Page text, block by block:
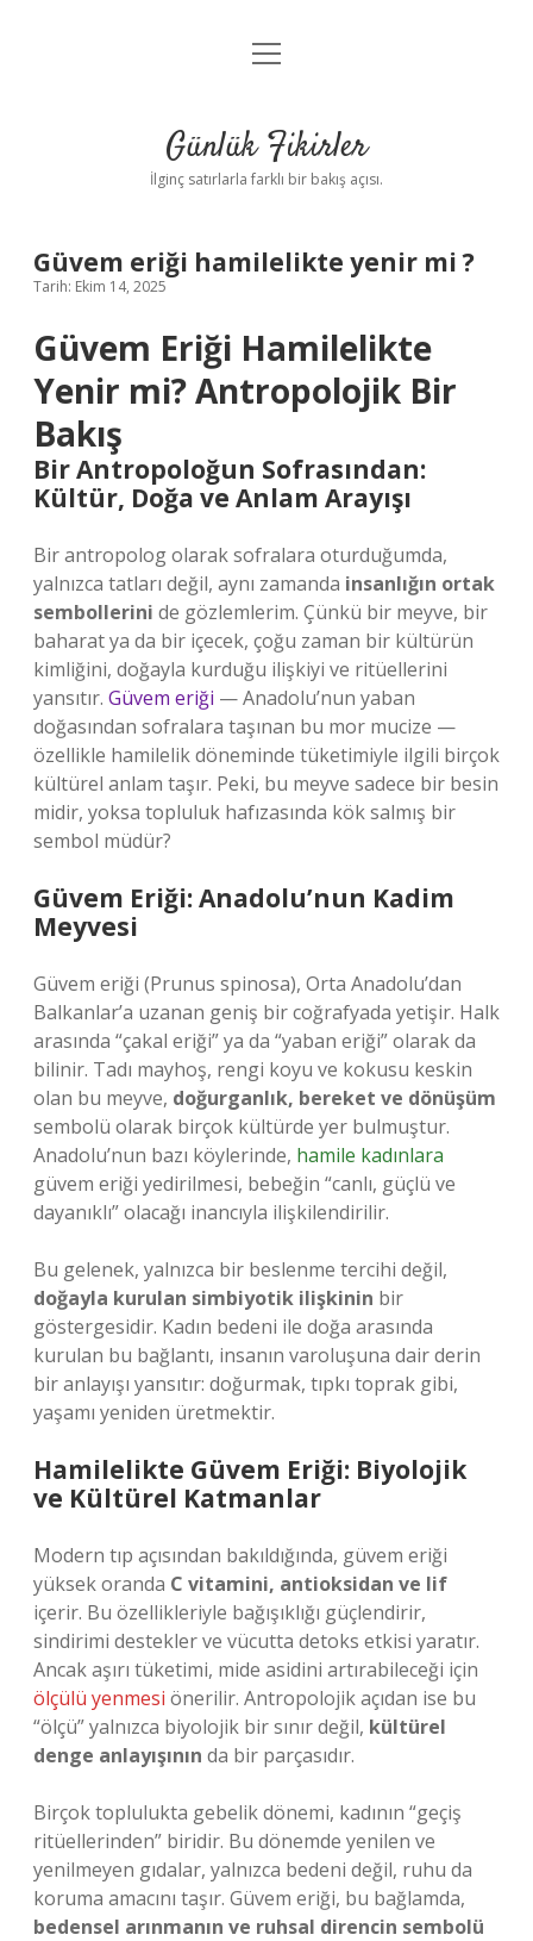
Anasayfa
Yasal Uyarı
menüyü
Günlük Fikirler
İlginç satırlarla farklı bir bakış açısı.
Güvem eriği hamilelikte yenir mi ?
Tarih: Ekim 14, 2025
Güvem Eriği Hamilelikte
Yenir mi? Antropolojik Bir
Bakış
Bir Antropoloğun Sofrasından:
Kültür, Doğa ve Anlam Arayışı
Bir antropolog olarak sofralara oturduğumda,
yalnızca tatları değil, aynı zamanda insanlığın ortak
sembollerini de gözlemlerim. Çünkü bir meyve, bir
baharat ya da bir içecek, çoğu zaman bir kültürün
kimliğini, doğayla kurduğu ilişkiyi ve ritüellerini
yansıtır. Güvem eriği — Anadolu’nun yaban
doğasından sofralara taşınan bu mor mucize —
özellikle hamilelik döneminde tüketimiyle ilgili birçok
kültürel anlam taşır. Peki, bu meyve sadece bir besin
midir, yoksa topluluk hafızasında kök salmış bir
sembol müdür?
Güvem Eriği: Anadolu’nun Kadim
Meyvesi
Güvem eriği (Prunus spinosa), Orta Anadolu’dan
Balkanlar’a uzanan geniş bir coğrafyada yetişir. Halk
arasında “çakal eriği” ya da “yaban eriği” olarak da
bilinir. Tadı mayhoş, rengi koyu ve kokusu keskin
olan bu meyve, doğurganlık, bereket ve dönüşüm
sembolü olarak birçok kültürde yer bulmuştur.
Anadolu’nun bazı köylerinde, hamile kadınlara
güvem eriği yedirilmesi, bebeğin “canlı, güçlü ve
dayanıklı” olacağı inancıyla ilişkilendirilir.
Bu gelenek, yalnızca bir beslenme tercihi değil,
doğayla kurulan simbiyotik ilişkinin bir
göstergesidir. Kadın bedeni ile doğa arasında
kurulan bu bağlantı, insanın varoluşuna dair derin
bir anlayışı yansıtır: doğurmak, tıpkı toprak gibi,
yaşamı yeniden üretmektir.
Hamilelikte Güvem Eriği: Biyolojik
ve Kültürel Katmanlar
Modern tıp açısından bakıldığında, güvem eriği
yüksek oranda C vitamini, antioksidan ve lif
içerir. Bu özellikleriyle bağışıklığı güçlendirir,
sindirimi destekler ve vücutta detoks etkisi yaratır.
Ancak aşırı tüketimi, mide asidini artırabileceği için
ölçülü yenmesi önerilir. Antropolojik açıdan ise bu
“ölçü” yalnızca biyolojik bir sınır değil, kültürel
denge anlayışının da bir parçasıdır.
Birçok toplulukta gebelik dönemi, kadının “geçiş
ritüellerinden” biridir. Bu dönemde yenilen ve
yenilmeyen gıdalar, yalnızca bedeni değil, ruhu da
koruma amacını taşır. Güvem eriği, bu bağlamda,
bedensel arınmanın ve ruhsal direncin sembolü